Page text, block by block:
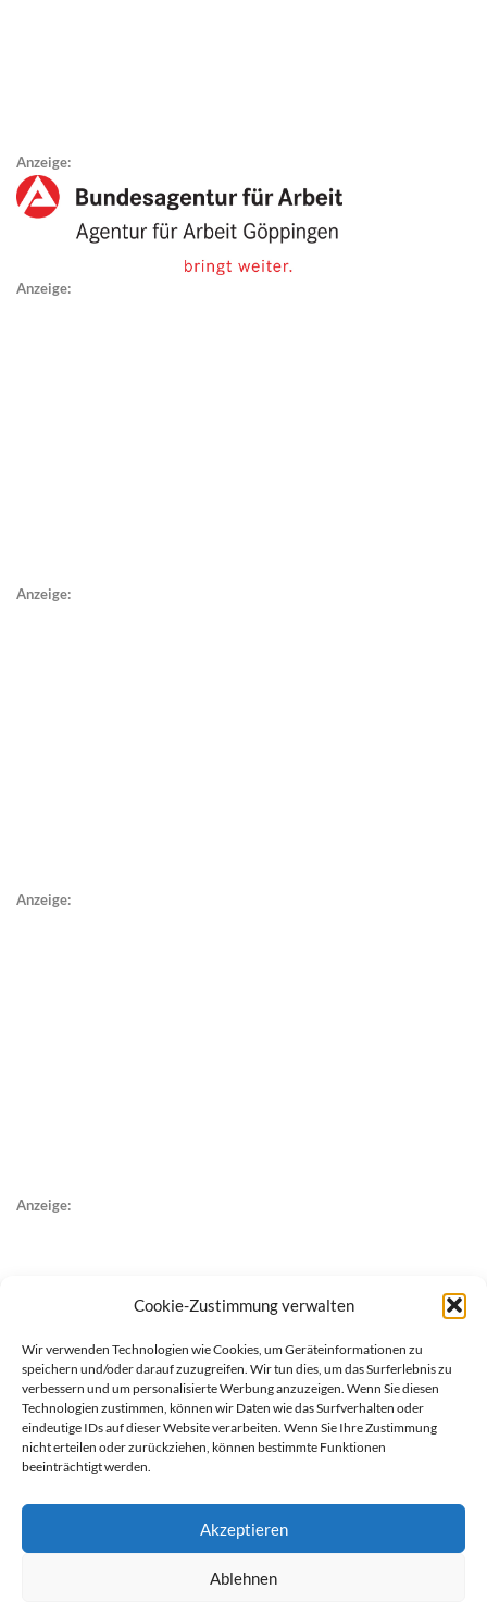
Cookie-Zustimmung verwalten
Wir verwenden Technologien wie Cookies, um Geräteinformationen zu
speichern und/oder darauf zuzugreifen. Wir tun dies, um das Surferlebnis zu
verbessern und um personalisierte Werbung anzuzeigen. Wenn Sie diesen
Technologien zustimmen, können wir Daten wie das Surfverhalten oder
eindeutige IDs auf dieser Website verarbeiten. Wenn Sie Ihre Zustimmung
nicht erteilen oder zurückziehen, können bestimmte Funktionen
beeinträchtigt werden.
Akzeptieren
Ablehnen
Anzeige:
Anzeige:
Anzeige:
Anzeige:
Anzeige: